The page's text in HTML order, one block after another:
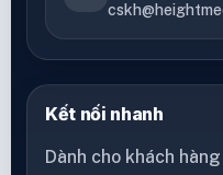
Kết nối nhanh
Dành cho khách